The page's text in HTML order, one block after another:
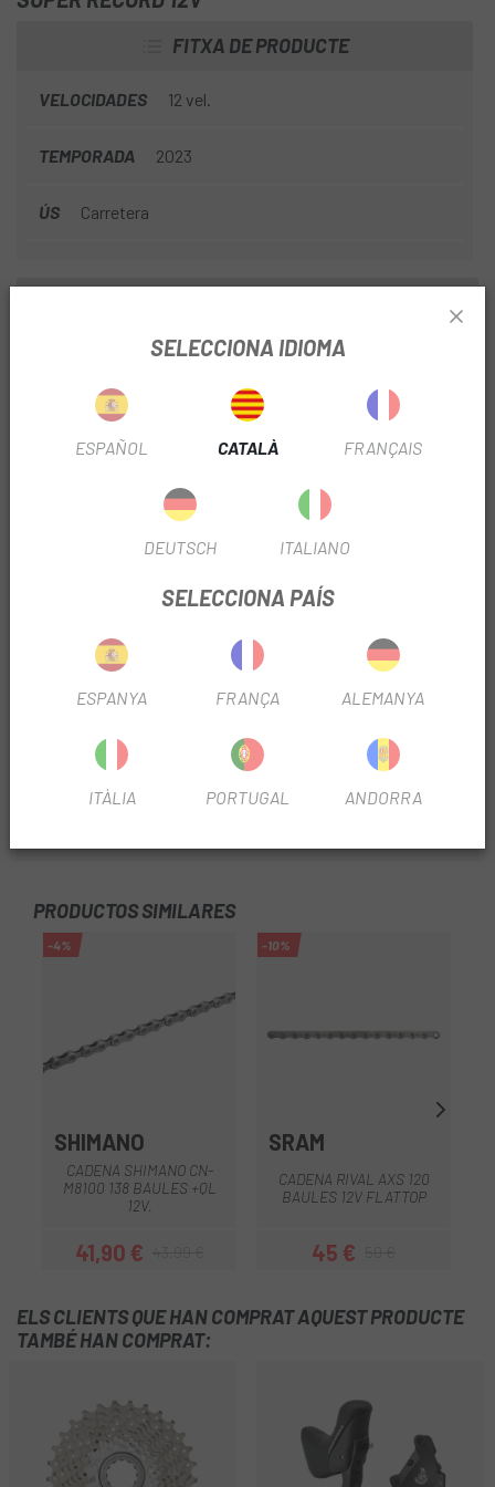
FITXA DE PRODUCTE
VELOCIDADES 12 vel.
TEMPORADA 2023
ÚS Carretera
La cadena Super Record de 12 velocitats és prima, robusta,
L'amplada de la cadena és de 5,15 mm.
extrema i el rendiment dels canvis de precisió.
Passadors alineats amb la superfície exterior per a canvis
Disseny optimitzat per treballar a la perfecció amb perfils
de dents de plat de 12 velocitats
Tipus de connexió de cadena: Passador premsat
PRODUCTOS SIMILARES
-4%
SHIMANO
CADENA SHIMANO CN-
M8100 138 BAULES +QL
12V.
Preu
41,90 €Preu regular
-10%
SRAM
CADENA RIVAL AXS 120
BAULES 12V FLATTOP
Preu
45 €Preu regular
ELS CLIENTS QUE HAN COMPRAT AQUEST PRODUCTE
TAMBÉ HAN COMPRAT:
SELECCIONA IDIOMA
ESPAÑOL CATALÀ FRANÇAIS
DEUTSCH ITALIANO
SELECCIONA PAÍS
ESPANYA FRANÇA ALEMANYA
ITÀLIA PORTUGAL ANDORRA